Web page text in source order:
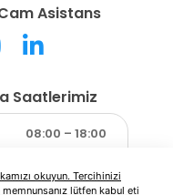
okuyun. Tercihinizi
memnunsanız lütfen kabul eti
Asistans
Saatlerimiz
08:00 – 18:00
Kapalı